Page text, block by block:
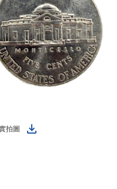
拍圖